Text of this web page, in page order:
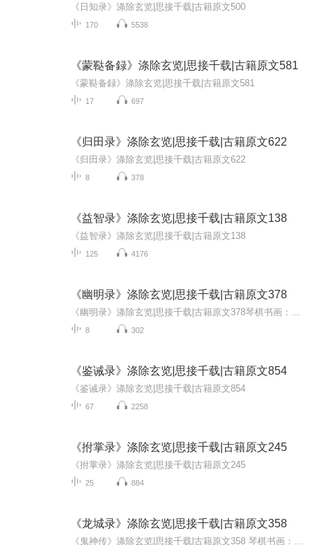
《日知录》涤除玄览|思接千载|古籍原文500
170 5538
《蒙鞑备録》涤除玄览|思接千载|古籍原文581
《蒙鞑备録》涤除玄览|思接千载|古籍原文581
17 697
《归田录》涤除玄览|思接千载|古籍原文622
《归田录》涤除玄览|思接千载|古籍原文622
8 378
《益智录》涤除玄览|思接千载|古籍原文138
《益智录》涤除玄览|思接千载|古籍原文138
125 4176
《幽明录》涤除玄览|思接千载|古籍原文378
8 302
《鉴诫录》涤除玄览|思接千载|古籍原文854
《鉴诫录》涤除玄览|思接千载|古籍原文854
67 2258
《拊掌录》涤除玄览|思接千载|古籍原文245
《拊掌录》涤除玄览|思接千载|古籍原文245
25 884
《龙城录》涤除玄览|思接千载|古籍原文358